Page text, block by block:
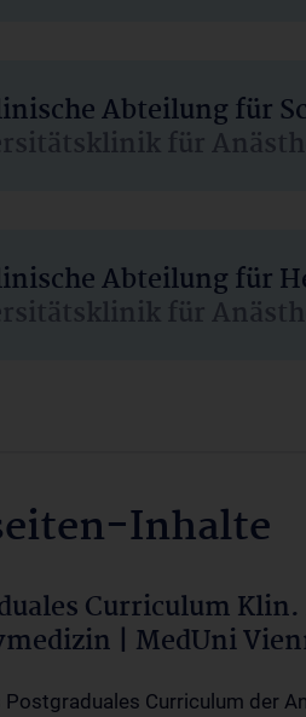
Abteilung für
für
Abteilung für
für
Inhalte
Curriculum
| MedUni
Postgraduales Curriculum der